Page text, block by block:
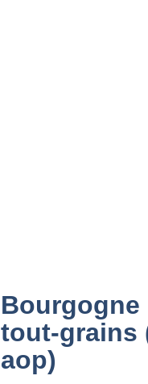
Bourgogne
tout-grains
aop)